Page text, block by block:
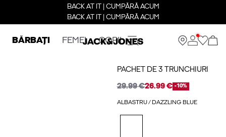
BACK AT IT | CUMPĂRĂ ACUM
BACK AT IT | CUMPĂRĂ ACUM
BĂRBAȚI FEMEI COPII
PACHET DE 3 TRUNCHIURI
29.99 €26.99 € -10%
ALBASTRU / DAZZLING BLUE